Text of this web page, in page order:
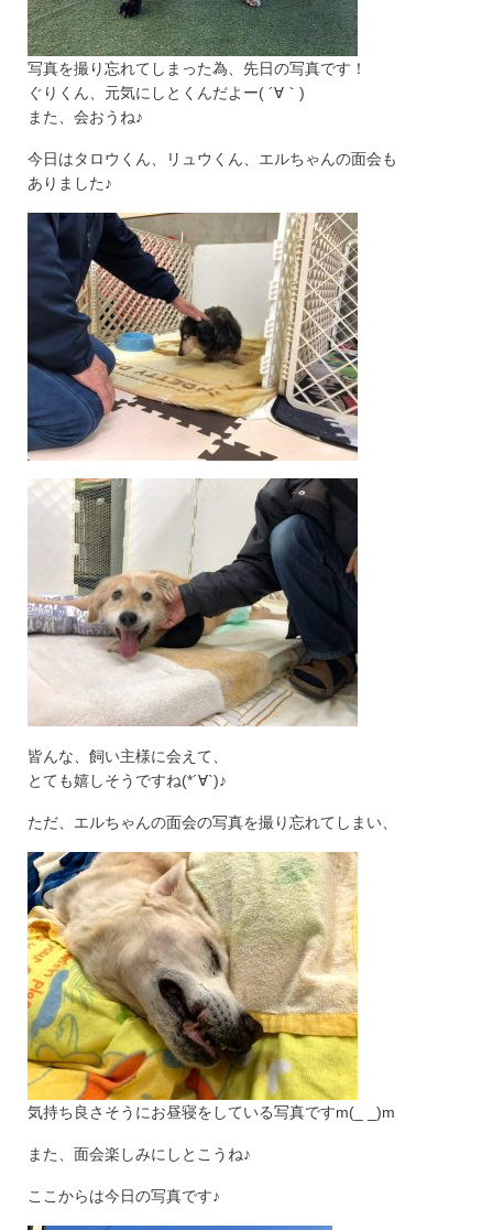
写真を撮り忘れてしまった為、先日の写真です！
ぐりくん、元気にしとくんだよー( ´∀｀)
また、会おうね♪
今日はタロウくん、リュウくん、エルちゃんの面会も
ありました♪
皆んな、飼い主様に会えて、
とても嬉しそうですね(*´∀`)♪
ただ、エルちゃんの面会の写真を撮り忘れてしまい、
気持ち良さそうにお昼寝をしている写真ですm(_ _)m
また、面会楽しみにしとこうね♪
ここからは今日の写真です♪